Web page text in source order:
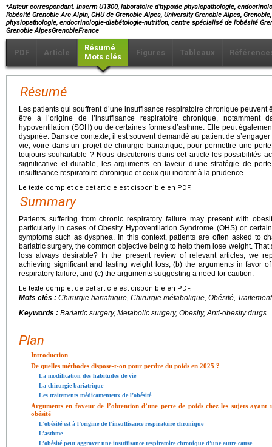
⁎Auteur correspondant. Inserm U1300, laboratoire d’hypoxie physiopathologie,
l’obésité Grenoble Arc Alpin, CHU de Grenoble Alpes, University Grenoble Alpes,
physiopathologie, endocrinologie-diabétologie-nutrition, centre spécialisé de l’obésité
Grenoble AlpesGrenobleFrance
PDF Article
Résumé
Mots clés
Figures Tableaux
Résumé
Les patients qui souffrent d’une insuffisance respiratoire chronique peuvent
être à l’origine de l’insuffisance respiratoire chronique, notamment
hypoventilation (SOH) ou de certaines formes d’asthme. Elle peut
dyspnée. Dans ce contexte, il est souvent demandé au patient de
vie, voire dans un projet de chirurgie bariatrique, pour permettre une
toujours souhaitable ? Nous discuterons dans cet article les possibilités
significative et durable, les arguments en faveur d’une stratégie de
insuffisance respiratoire chronique et ceux qui incitent à la prudence.
Le texte complet de cet article est disponible en PDF.
Summary
Patients suffering from chronic respiratory failure may present with
particularly in cases of Obesity Hypoventilation Syndrome (OHS) or
symptoms such as dyspnea. In this context, patients are often asked to
bariatric surgery, the common objective being to help them lose weight.
loss always desirable? In the present review of relevant articles, we
achieving significant and lasting weight loss, (b) the arguments in favor
respiratory failure, and (c) the arguments suggesting a need for caution.
Le texte complet de cet article est disponible en PDF.
Mots clés : Chirurgie bariatrique, Chirurgie métabolique, Obésité,
Keywords : Bariatric surgery, Metabolic surgery, Obesity, Anti-obesity drugs
Plan
Introduction
De quelles méthodes dispose-t-on pour perdre du poids en 2025 ?
La modification des habitudes de vie
La chirurgie bariatrique
Les traitements médicamenteux de l’obésité
Arguments en faveur de l’obtention d’une perte de poids chez les sujets
obésité
L’obésité est à l’origine de l’insuffisance respiratoire chronique
L’asthme
L’obésité peut aggraver une insuffisance respiratoire chronique d’une autre cause